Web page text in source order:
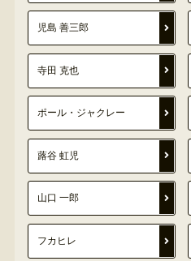
児島 善三郎
寺田 克也
ポール・ジャクレー
蕗谷 虹児
山口 一郎
フカヒレ